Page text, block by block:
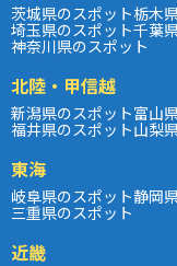
茨城県のスポット栃木
埼玉県のスポット千葉
神奈川県のスポット
北陸・甲信越
新潟県のスポット富山
福井県のスポット山梨
東海
岐阜県のスポット静岡
三重県のスポット
近畿